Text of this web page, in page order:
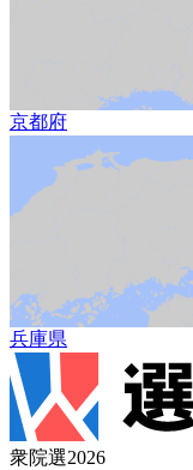
京都府
兵庫県
衆院選2026